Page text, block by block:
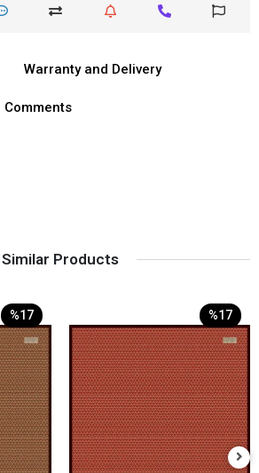
Warranty and Delivery
Comments
Similar Products
%17 %17